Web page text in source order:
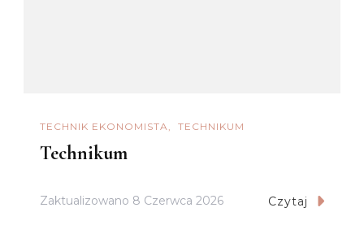
TECHNIK EKONOMISTA TECHNIKUM
Technikum
Zaktualizowano 8 Czerwca 2026 Czytaj